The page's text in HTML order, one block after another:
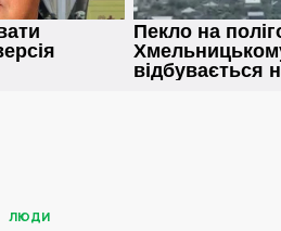
ЛЮДИ